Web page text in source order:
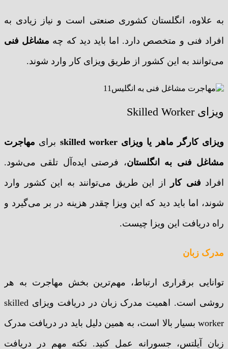
به علاوه، انگلستان کشوری صنعتی است و نیاز زیادی به
افراد فنی و متخصص دارد. اما باید دید که چه مشاغل فنی
می‌توانند به این کشور از طریق ویزای کار وارد شوند.
ویزای Skilled Worker
ویزای کارگر ماهر یا ویزای skilled worker برای مهاجرت
مشاغل فنی به انگلستان، فرصتی ایده‌آل تلقی می‌شود.
افراد فنی کار
از این طریق می‌توانند به این کشور وارد
شوند، اما باید دید که این ویزا چقدر هزینه در بر می‌گیرد و
راه دریافت این ویزا چیست.
مدرک زبان
توانایی برقراری ارتباط، مهم‌ترین بخش مهاجرت به هر
روشی است. اهمیت مدرک زبان در دریافت ویزای skilled
worker بسیار بالا است، به همین دلیل باید در دریافت مدرک
زبان آیلتس، جسورانه عمل کنید. نکته مهم در دریافت